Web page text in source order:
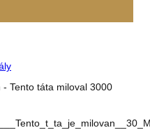
Tento táta miloval 3000